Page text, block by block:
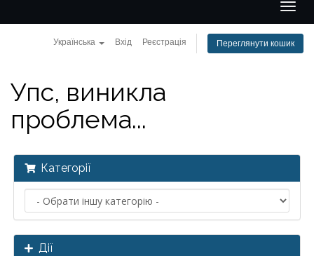
Українська Вхід Реєстрація Переглянути кошик
Упс, виникла
проблема...
Категорії
Дії